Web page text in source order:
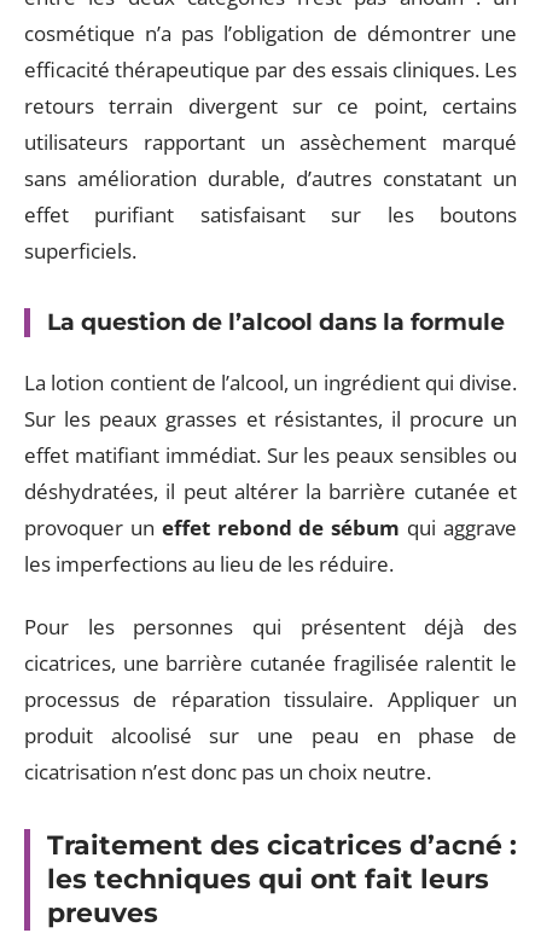
cosmétique n’a pas l’obligation de démontrer une
efficacité thérapeutique par des essais cliniques. Les
retours terrain divergent sur ce point, certains
utilisateurs rapportant un assèchement marqué
sans amélioration durable, d’autres constatant un
effet purifiant satisfaisant sur les boutons
superficiels.
La question de l’alcool dans la formule
La lotion contient de l’alcool, un ingrédient qui divise.
Sur les peaux grasses et résistantes, il procure un
effet matifiant immédiat. Sur les peaux sensibles ou
déshydratées, il peut altérer la barrière cutanée et
provoquer un effet rebond de sébum qui aggrave
les imperfections au lieu de les réduire.
Pour les personnes qui présentent déjà des
cicatrices, une barrière cutanée fragilisée ralentit le
processus de réparation tissulaire. Appliquer un
produit alcoolisé sur une peau en phase de
cicatrisation n’est donc pas un choix neutre.
Traitement des cicatrices d’acné :
les techniques qui ont fait leurs
preuves